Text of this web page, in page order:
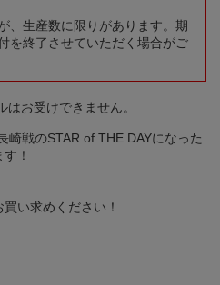
、生産数に限りがあります。期
を終了させていただく場合がご
お受けできません。
崎戦のSTAR of THE DAYになった
！
い求めください！